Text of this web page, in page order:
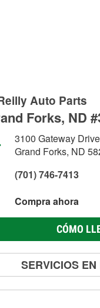
Auto Parts
Forks, ND
3100 Gateway Drive
Grand Forks, ND
(701) 746-7413
Compra ahora
CÓMO
SERVICIOS
Prueba de batería